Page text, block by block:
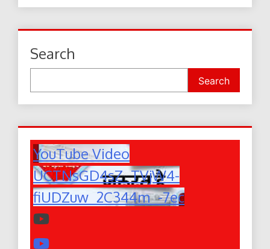
Search
Search
YouTube Video
UCTNsGD4sZ_TVjW4-
fiUDZuw_2C344m_-7ec